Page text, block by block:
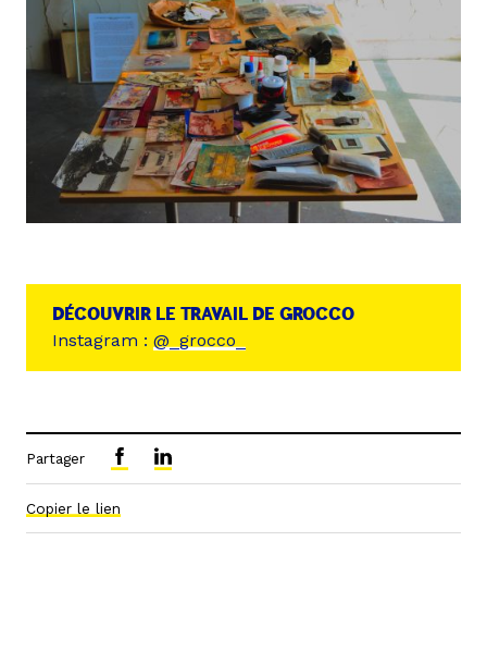
DÉCOUVRIR LE TRAVAIL DE GROCCO
Instagram : @_grocco_
Partager
Copier le lien